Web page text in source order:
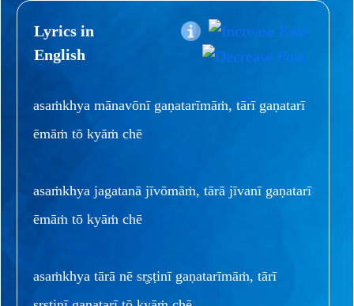
Lyrics in
English
asaṁkhya mānavōnī gaṇatarīmāṁ, tārī gaṇatarī
ēmāṁ tō kyāṁ chē
asaṁkhya jagatanā jīvōmāṁ, tārā jīvanī gaṇatarī
ēmāṁ tō kyāṁ chē
asaṁkhya tārā nē sr̥ṣṭinī gaṇatarīmāṁ, tārī